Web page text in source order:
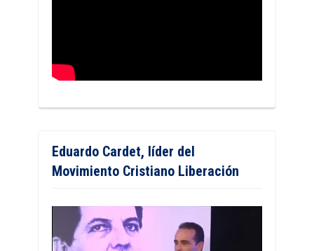
Eduardo Cardet, líder del
Movimiento Cristiano Liberación